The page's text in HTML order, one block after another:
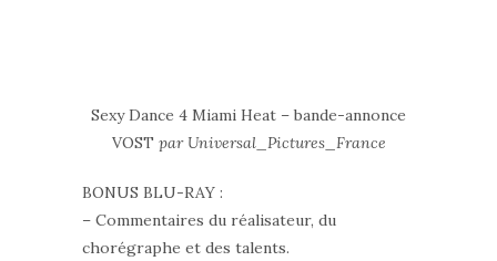
Sexy Dance 4 Miami Heat – bande-annonce
VOST par Universal_Pictures_France
BONUS BLU-RAY :
– Commentaires du réalisateur, du
chorégraphe et des talents.